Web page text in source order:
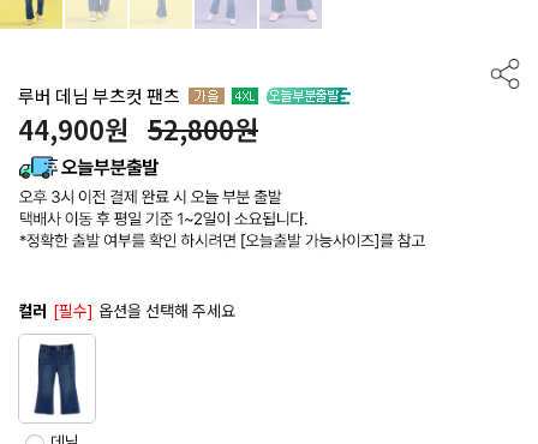
루버 데님 부츠컷 팬츠
44,900원 52,800원
컬러 [필수] 옵션을 선택해 주세요